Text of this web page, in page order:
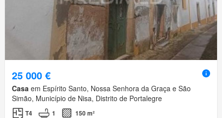
25 000 €
Casa em Espírito Santo, Nossa Senhora da Graça e São
Simão, Município de Nisa, Distrito de Portalegre
T4 1 150 m²